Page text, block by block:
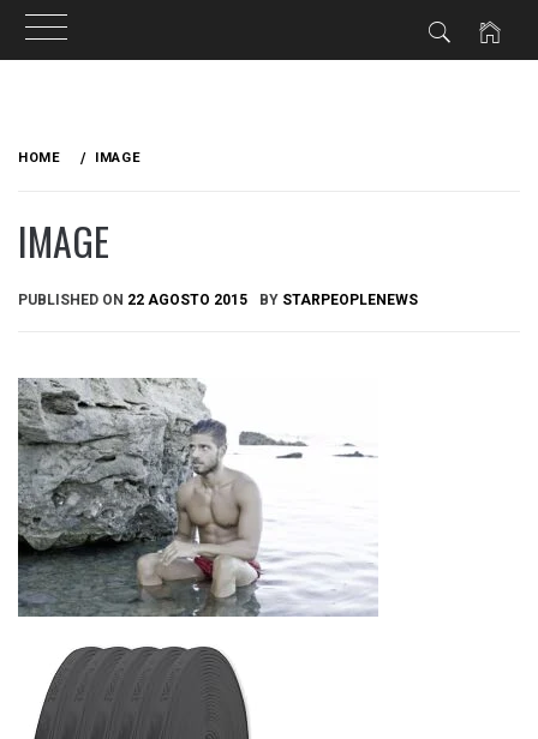
HOME IMAGE
IMAGE
PUBLISHED ON 22 AGOSTO 2015 BY STARPEOPLENEWS